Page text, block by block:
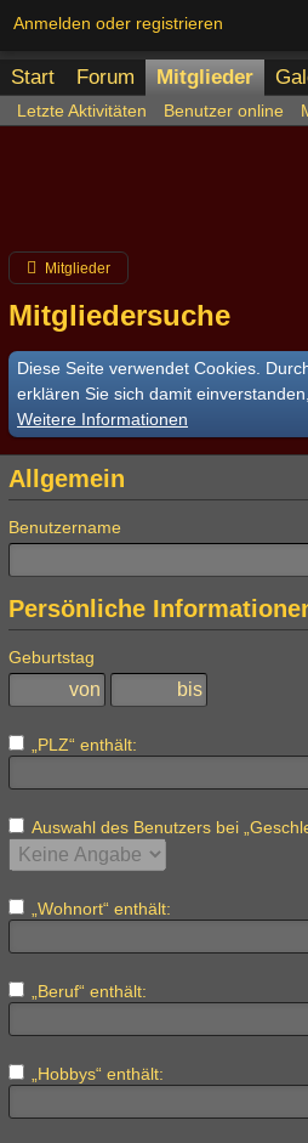
Anmelden oder registrieren
Start Forum Mitglieder
Letzte Aktivitäten Benutzer online
Mitglieder
Mitgliedersuche
Diese Seite verwendet Cookies.
erklären Sie sich damit
Weitere Informationen
Allgemein
Benutzername
Persönliche
Geburtstag
„PLZ“ enthält:
Auswahl des Benutzers bei
„Wohnort“ enthält:
„Beruf“ enthält:
„Hobbys“ enthält: